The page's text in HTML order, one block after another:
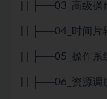
| | ├──03_高级操
| | ├──04_时间片
| | ├──05_操作系
| | ├──06_资源调